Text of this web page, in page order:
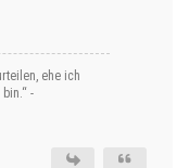
ehe ich
-